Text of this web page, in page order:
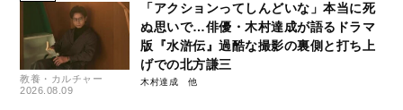
教養・カルチャー
2026.08.09
「アクションってしんどいな」本当に死
ぬ思いで…俳優・木村達成が語るドラマ
版『水滸伝』過酷な撮影の裏側と打ち上
げでの北方謙三
木村達成